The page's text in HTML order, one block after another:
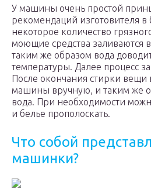
У машины очень простой
рекомендаций изготовителя в
некоторое количество
моющие средства заливаются
таким же образом вода
температуры. Далее процесс
После окончания стирки вещи
машины вручную, и таким же
вода. При необходимости
и белье прополоскать.
Что собой
машинки?